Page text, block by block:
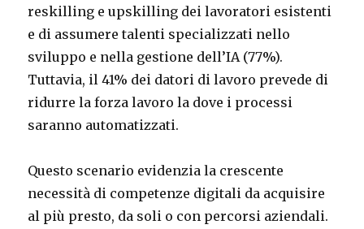
reskilling e upskilling dei lavoratori esistenti
e di assumere talenti specializzati nello
sviluppo e nella gestione dell’IA (77%).
Tuttavia, il 41% dei datori di lavoro prevede di
ridurre la forza lavoro la dove i processi
saranno automatizzati.
Questo scenario evidenzia la crescente
necessità di competenze digitali da acquisire
al più presto, da soli o con percorsi aziendali.